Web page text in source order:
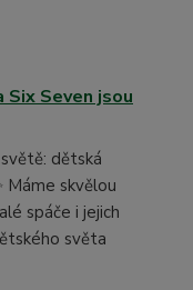
Six Seven jsou
dětská
Máme skvělou
spáče i jejich
světa